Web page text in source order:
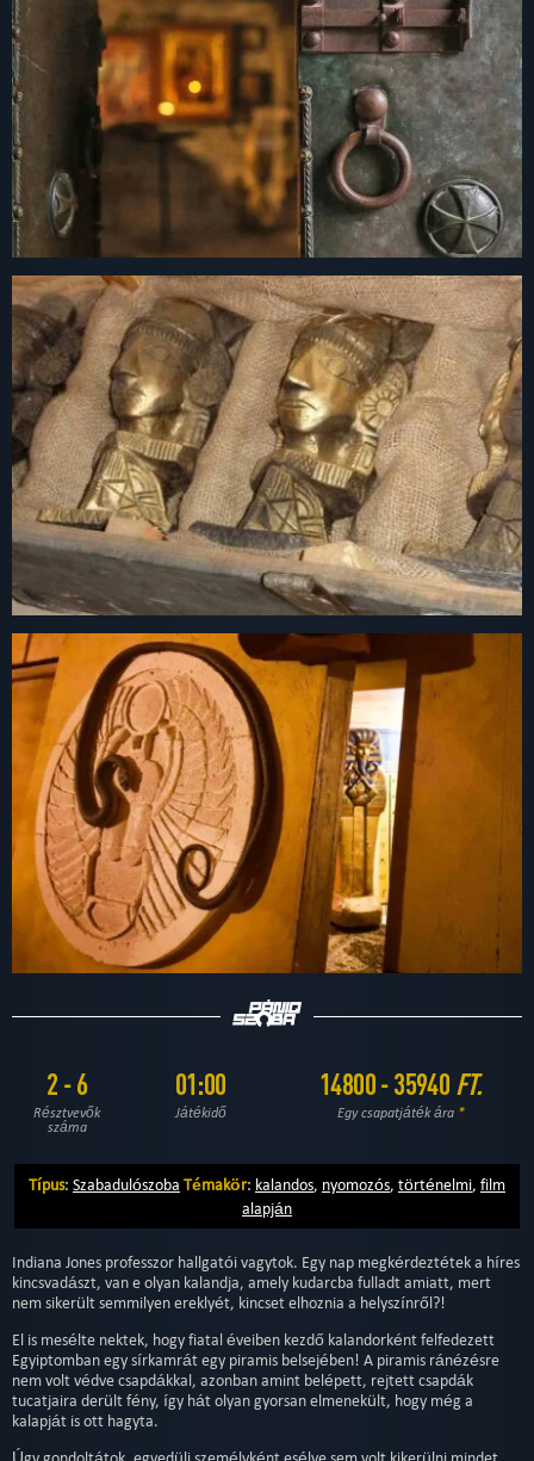
2 - 6
Résztvevők
száma
01:00
Játékidő
14800 - 35940 FT.
Egy csapatjáték ára *
Típus: Szabadulószoba Témakör: kalandos, nyomozós, történelmi, film
alapján
Indiana Jones professzor hallgatói vagytok. Egy nap megkérdeztétek a híres
kincsvadászt, van e olyan kalandja, amely kudarcba fulladt amiatt, mert
nem sikerült semmilyen ereklyét, kincset elhoznia a helyszínről?!
El is mesélte nektek, hogy fiatal éveiben kezdő kalandorként felfedezett
Egyiptomban egy sírkamrát egy piramis belsejében! A piramis ránézésre
nem volt védve csapdákkal, azonban amint belépett, rejtett csapdák
tucatjaira derült fény, így hát olyan gyorsan elmenekült, hogy még a
kalapját is ott hagyta.